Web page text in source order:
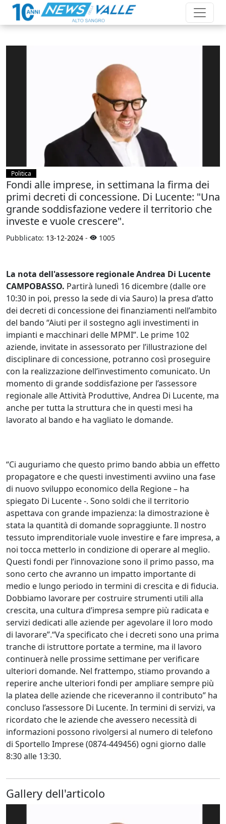
Politica
Fondi alle imprese, in settimana la firma dei
primi decreti di concessione. Di Lucente: "Una
grande soddisfazione vedere il territorio che
investe e vuole crescere".
Pubblicato: 13-12-2024 - 1005
La nota dell'assessore regionale Andrea Di Lucente
CAMPOBASSO. Partirà lunedì 16 dicembre (dalle ore
10:30 in poi, presso la sede di via Sauro) la presa d’atto
dei decreti di concessione dei finanziamenti nell’ambito
del bando “Aiuti per il sostegno agli investimenti in
impianti e macchinari delle MPMI”. Le prime 102
aziende, invitate in assessorato per l’illustrazione del
disciplinare di concessione, potranno così proseguire
con la realizzazione dell’investimento comunicato. Un
momento di grande soddisfazione per l’assessore
regionale alle Attività Produttive, Andrea Di Lucente, ma
anche per tutta la struttura che in questi mesi ha
lavorato al bando e ha vagliato le domande.
“Ci auguriamo che questo primo bando abbia un effetto
propagatore e che questi investimenti avviino una fase
di nuovo sviluppo economico della Regione – ha
spiegato Di Lucente -. Sono soldi che il territorio
aspettava con grande impazienza: la dimostrazione è
stata la quantità di domande sopraggiunte. Il nostro
tessuto imprenditoriale vuole investire e fare impresa, a
noi tocca metterlo in condizione di operare al meglio.
Questi fondi per l’innovazione sono il primo passo, ma
sono certo che avranno un impatto importante di
medio e lungo periodo in termini di crescita e di fiducia.
Dobbiamo lavorare per costruire strumenti utili alla
crescita, una cultura d’impresa sempre più radicata e
servizi dedicati alle aziende per agevolare il loro modo
di lavorare”.“Va specificato che i decreti sono una prima
tranche di istruttore portate a termine, ma il lavoro
continuerà nelle prossime settimane per verificare
ulteriori domande. Nel frattempo, stiamo provando a
reperire anche ulteriori fondi per ampliare sempre più
la platea delle aziende che riceveranno il contributo” ha
concluso l’assessore Di Lucente. In termini di servizi, va
ricordato che le aziende che avessero necessità di
informazioni possono rivolgersi al numero di telefono
di Sportello Imprese (0874-449456) ogni giorno dalle
8:30 alle 13:30.
Gallery dell'articolo